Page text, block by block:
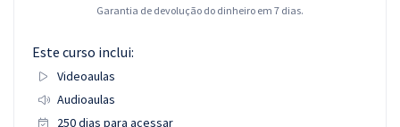
Garantia de devolução do dinheiro em 7 dias.
Este curso inclui:
Videoaulas
Audioaulas
250 dias para acessar